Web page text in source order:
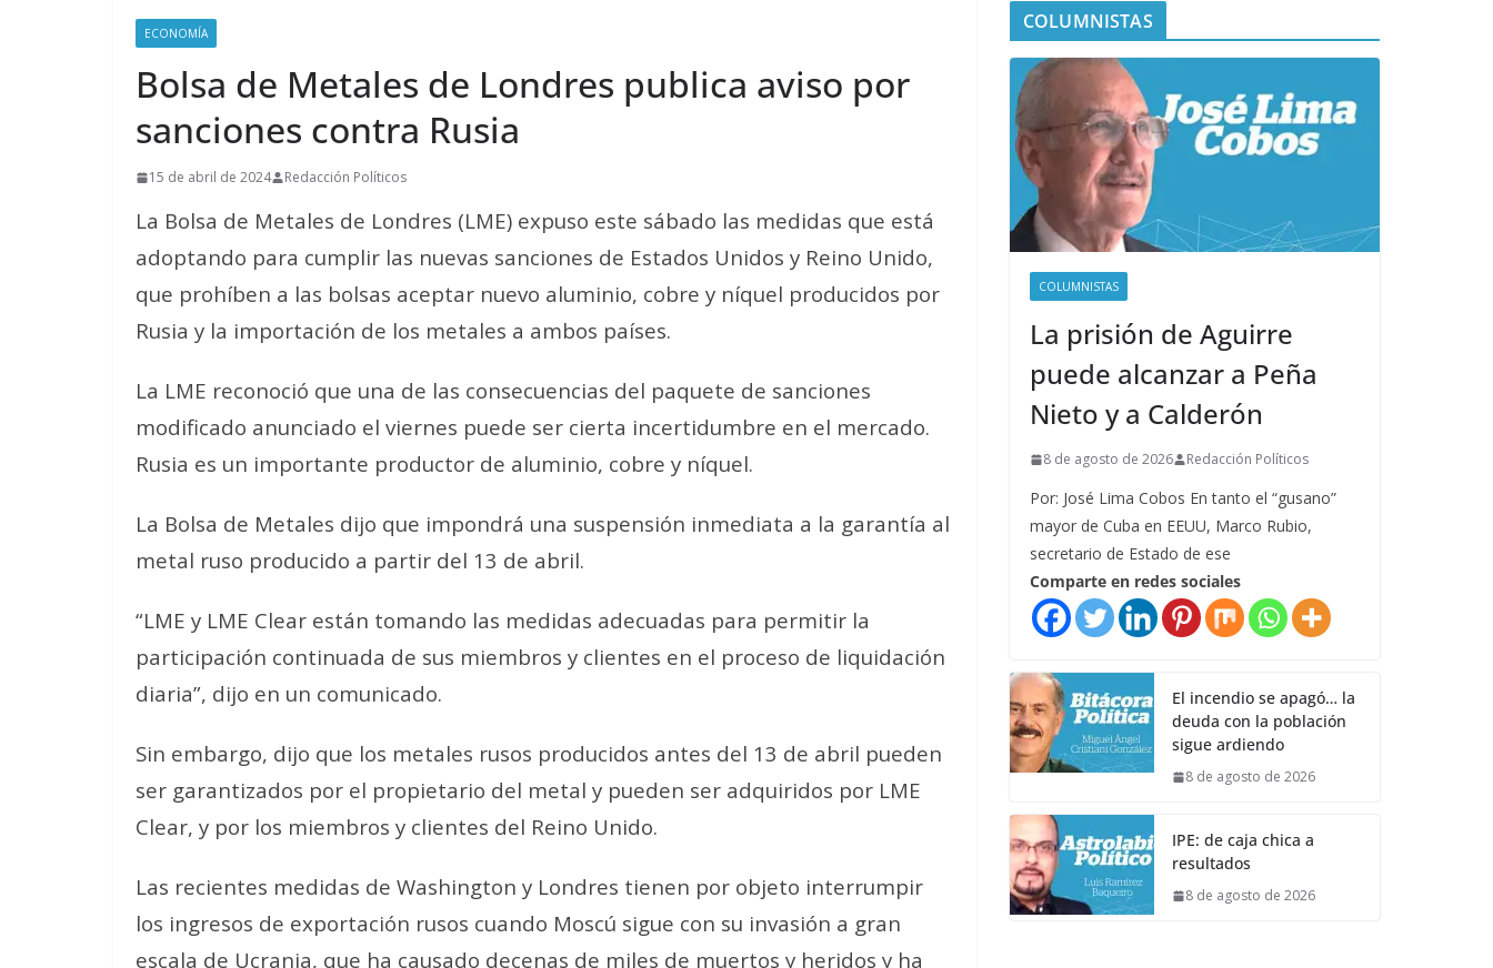
ECONOMÍA
Bolsa de Metales de Londres publica aviso por
sanciones contra Rusia
15 de abril de 2024 Redacción Políticos
La Bolsa de Metales de Londres (LME) expuso este sábado las medidas que está
adoptando para cumplir las nuevas sanciones de Estados Unidos y Reino Unido,
que prohíben a las bolsas aceptar nuevo aluminio, cobre y níquel producidos por
Rusia y la importación de los metales a ambos países.
La LME reconoció que una de las consecuencias del paquete de sanciones
modificado anunciado el viernes puede ser cierta incertidumbre en el mercado.
Rusia es un importante productor de aluminio, cobre y níquel.
La Bolsa de Metales dijo que impondrá una suspensión inmediata a la garantía al
metal ruso producido a partir del 13 de abril.
“LME y LME Clear están tomando las medidas adecuadas para permitir la
participación continuada de sus miembros y clientes en el proceso de liquidación
diaria”, dijo en un comunicado.
Sin embargo, dijo que los metales rusos producidos antes del 13 de abril pueden
ser garantizados por el propietario del metal y pueden ser adquiridos por LME
Clear, y por los miembros y clientes del Reino Unido.
Las recientes medidas de Washington y Londres tienen por objeto interrumpir
los ingresos de exportación rusos cuando Moscú sigue con su invasión a gran
escala de Ucrania, que ha causado decenas de miles de muertos y heridos y ha
COLUMNISTAS
COLUMNISTAS
La prisión de Aguirre
puede alcanzar a Peña
Nieto y a Calderón
8 de agosto de 2026 Redacción Políticos
Por: José Lima Cobos En tanto el “gusano”
mayor de Cuba en EEUU, Marco Rubio,
secretario de Estado de ese
Comparte en redes sociales
El incendio se apagó… la
deuda con la población
sigue ardiendo
8 de agosto de 2026
IPE: de caja chica a
resultados
8 de agosto de 2026